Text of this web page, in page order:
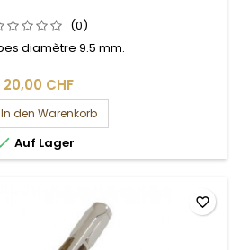
(0)
diamètre 9.5 mm.
20,00 CHF
In den Warenkorb
Auf Lager
favorite_border